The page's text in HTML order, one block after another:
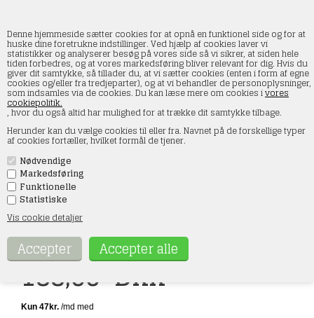
Denne hjemmeside sætter cookies for at opnå en funktionel side og for at
huske dine foretrukne indstillinger. Ved hjælp af cookies laver vi
statistikker og analyserer besøg på vores side så vi sikrer, at siden hele
tiden forbedres, og at vores markedsføring bliver relevant for dig. Hvis du
giver dit samtykke, så tillader du, at vi sætter cookies (enten i form af egne
cookies og/eller fra tredjeparter), og at vi behandler de personoplysninger,
som indsamles via de cookies. Du kan læse mere om cookies ivores
cookiepolitik.
, hvor du også altid har mulighed for at trække dit samtykke tilbage.
Herunder kan du vælge cookies til eller fra. Navnet på de forskellige typer
af cookies fortæller, hvilket formål de tjener.
Nødvendige
Markedsføring
Funktionelle
Statistiske
Vis cookie detaljer
Roskopf RMM 1/87 nr. 502 Mercedes Benz
sættevogn Wicküler Pils, H0
Forside»Lastbiler
Varenr.:502
188,00DKK